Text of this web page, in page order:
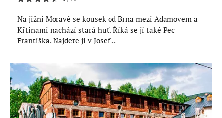
Na jižní Moravě se kousek od Brna mezi Adamovem a
Křtinami nachází stará huť. Říká se jí také Pec
Františka. Najdete ji v Josef...